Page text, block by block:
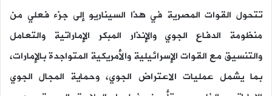
تتحول القوات المصرية في هذا السيناريو إلى جزء فعلي من
منظومة الدفاع الجوي والإنذار المبكر الإماراتية والتعامل
والتنسيق مع القوات الإسرائيلية والأمريكية المتواجدة بالإمارات،
بما يشمل عمليات الاعتراض الجوي، وحماية المجال الجوي